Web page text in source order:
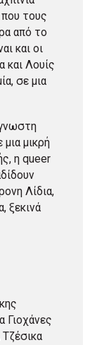
που τους
από το
και οι
και Λουίς
σε μια
μικρή
η queer
Λίδια,
ξεκινά
Γιοχάνες